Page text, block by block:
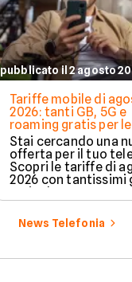
pubblicato il 2 agosto
Tariffe mobile di
2026: tanti GB, 5G e
roaming gratis per le
vacanze
Stai cercando una
offerta per il tuo
Scopri le tariffe di
2026 con tantissimi
5G incluso.
News Telefonia